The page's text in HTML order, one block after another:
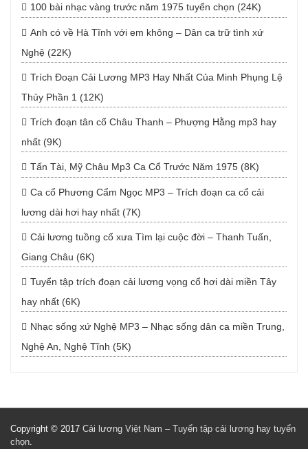
100 bài nhạc vàng trước năm 1975 tuyển chọn (24K)
Anh có về Hà Tĩnh với em không – Dân ca trữ tình xứ
Nghệ (22K)
Trích Đoạn Cải Lương MP3 Hay Nhất Của Minh Phụng Lệ
Thủy Phần 1 (12K)
Trích đoạn tân cổ Châu Thanh – Phượng Hằng mp3 hay
nhất (9K)
Tấn Tài, Mỹ Châu Mp3 Ca Cổ Trước Năm 1975 (8K)
Ca cổ Phương Cẩm Ngọc MP3 – Trích đoạn ca cổ cải
lương dài hơi hay nhất (7K)
Cải lương tuồng cổ xưa Tìm lại cuộc đời – Thanh Tuấn,
Giang Châu (6K)
Tuyển tập trích đoạn cải lương vọng cổ hơi dài miền Tây
hay nhất (6K)
Nhạc sống xứ Nghệ MP3 – Nhạc sống dân ca miền Trung,
Nghệ An, Nghệ Tĩnh (5K)
Copyright © 2017 Cải lương Việt Nam – Tuyển tập cải lương hay tuyển
chọn